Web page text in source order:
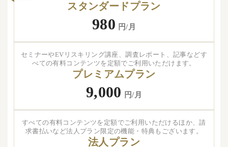
スタンダードプラン
980 円/月
セミナーやEVリスキリング講座、調査レポート、記事などす
べての有料コンテンツを定額でご利用いただけます。
プレミアムプラン
9,000 円/月
すべての有料コンテンツを定額でご利用いただけるほか、請
求書払いなど法人プラン限定の機能・特典もございます。
法人プラン